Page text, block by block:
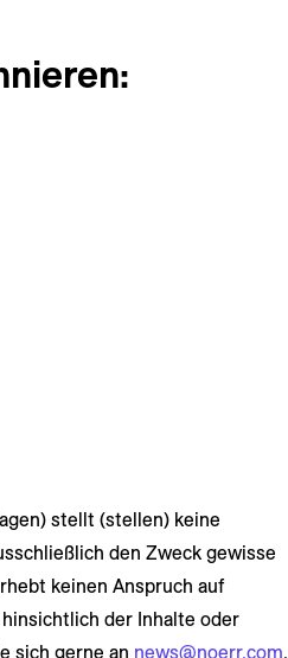
stellt (stellen) keine
den Zweck gewisse
keinen Anspruch auf
der Inhalte oder
sich gerne an news@noerr.com.